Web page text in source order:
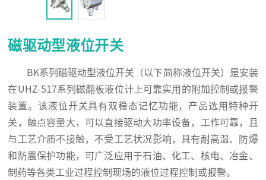
磁驱动型液位开关
BK系列磁驱动型液位开关（以下简称液位开关）是安装
在UHZ-517系列磁翻板液位计上可靠实用的附加控制或报警
装置。该液位开关具有双稳态记忆功能，产品选用特种开
关，触点容量大，可以直接驱动大功率设备，工作可靠，且
与工艺介质不接触，不受工艺状况影响，具有耐高温、防爆
和防震保护功能，可广泛应用于石油、化工、核电、冶金、
制药等各类工业过程控制现场的液位过程控制或报警。